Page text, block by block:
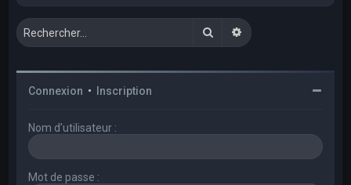
RechercherRecherche avancée
Connexion • Inscription
Nom d’utilisateur :
Mot de passe :